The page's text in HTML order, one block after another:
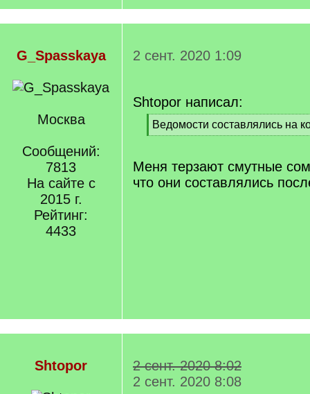
G_Spasskaya
Москва
Сообщений:
7813
На сайте с
2015 г.
Рейтинг:
4433
2 сент. 2020 1:09
Shtopor написал:
[
q
Ведомости составлялись на
[
q
]
Меня терзают смутные
что они составлялись
Shtopor
2 сент. 2020 8:02
2 сент. 2020 8:08